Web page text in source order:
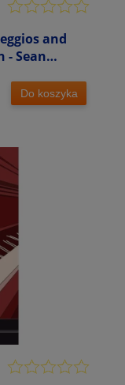
and
- Sean
Do koszyka